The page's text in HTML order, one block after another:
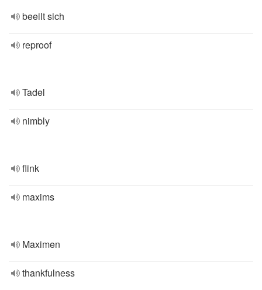
beeilt sich
reproof
Tadel
nimbly
flink
maxims
Maximen
thankfulness